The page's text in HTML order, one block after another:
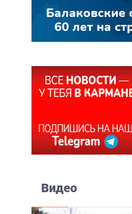
Видео